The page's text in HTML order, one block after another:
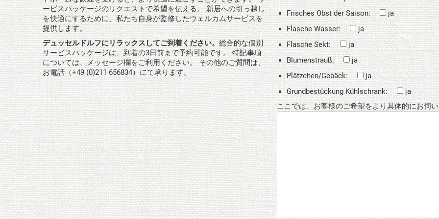
ービスパッケージのリクエストで希望を伝える。 新居への引っ越し
を快適にするために、私たち自身が監修したウェルカムサービスを
提供します。
デュッセルドルフにリラックスしてご到着ください。総合的な個別
サービスパッケージは、到着の3日前まで予約可能です。 特記事項
については、メッセージ欄をご利用ください。 その他のご質問は、
お電話（+49 (0)211 656834）にて承ります。
Frisches Obst der Saison:
ja
Flasche Wasser:
ja
Flasche Sekt:
ja
Blumenstrauß:
ja
Plätzchen/Gebäck:
ja
Grundbestückung Kühlschrank:
ja
ここでは、お客様のご希望をより具体的にお伺